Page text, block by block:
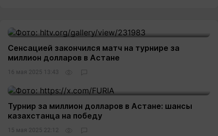
Сенсацией закончился матч на турнире за
миллион долларов в Астане
16 мая 2025 13:43
Турнир за миллион долларов в Астане: шансы
казахстанца на победу
15 мая 2025 22:12